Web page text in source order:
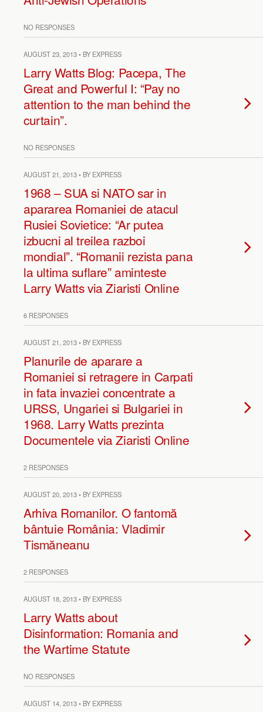
NO RESPONSES
AUGUST 23, 2013 • BY EXPRESS
Larry Watts Blog: Pacepa, The
Great and Powerful I: “Pay no
attention to the man behind the
curtain”.
NO RESPONSES
AUGUST 21, 2013 • BY EXPRESS
1968 – SUA si NATO sar in
apararea Romaniei de atacul
Rusiei Sovietice: “Ar putea
izbucni al treilea razboi
mondial”. “Romanii rezista pana
la ultima suflare” aminteste
Larry Watts via Ziaristi Online
6 RESPONSES
AUGUST 21, 2013 • BY EXPRESS
Planurile de aparare a
Romaniei si retragere in Carpati
in fata invaziei concentrate a
URSS, Ungariei si Bulgariei in
1968. Larry Watts prezinta
Documentele via Ziaristi Online
2 RESPONSES
AUGUST 20, 2013 • BY EXPRESS
Arhiva Romanilor. O fantomă
bântuie România: Vladimir
Tismăneanu
2 RESPONSES
AUGUST 18, 2013 • BY EXPRESS
Larry Watts about
Disinformation: Romania and
the Wartime Statute
NO RESPONSES
AUGUST 14, 2013 • BY EXPRESS